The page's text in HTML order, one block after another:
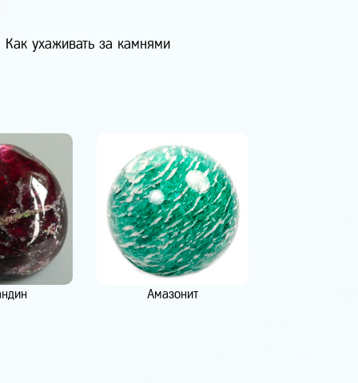
Как ухаживать за камнями
Амазонит